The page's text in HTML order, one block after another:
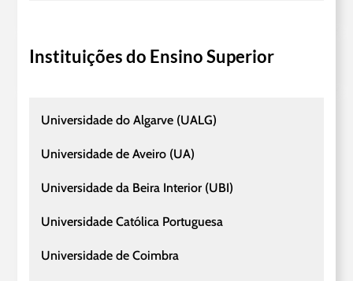
Instituições do Ensino Superior
Universidade do Algarve (UALG)
Universidade de Aveiro (UA)
Universidade da Beira Interior (UBI)
Universidade Católica Portuguesa
Universidade de Coimbra